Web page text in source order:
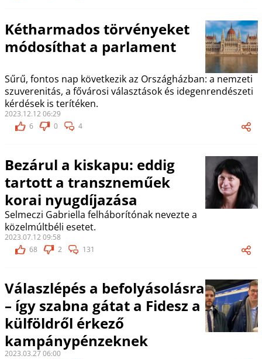
Kétharmados törvényeket
módosíthat a parlament
Sűrű, fontos nap következik az Országházban: a nemzeti
szuverenitás, a fővárosi választások és idegenrendészeti
kérdések is terítéken.
2023.12.12 06:29
6
0 4
Bezárul a kiskapu: eddig
tartott a transzneműek
korai nyugdíjazása
Selmeczi Gabriella felháborítónak nevezte a
közelmúltbéli esetet.
2023.07.12 09:58
68
2 131
Válaszlépés a befolyásolásra
– így szabna gátat a Fidesz a
külföldről érkező
kampánypénzeknek
2023.03.27 06:00